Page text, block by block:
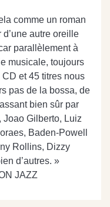
comme un roman
autre oreille
parallèlement à
musicale, toujours
et 45 titres nous
pas de la bossa, de
bien sûr par
Joao Gilberto, Luiz
Baden-Powell
Rollins, Dizzy
d’autres. »
JAZZ